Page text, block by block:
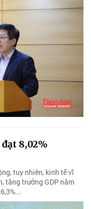
8,02%
tuy nhiên, kinh tế vĩ
tăng trưởng GDP năm